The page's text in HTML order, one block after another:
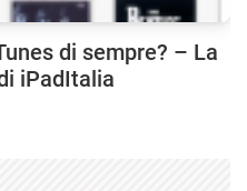
di sempre? – La
iPadItalia